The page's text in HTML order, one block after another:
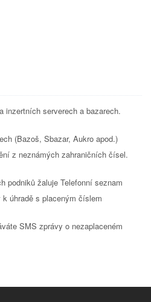
inzertních serverech a bazarech.
(Bazoš, Sbazar, Aukro apod.)
z neznámých zahraničních čísel.
podniků žaluje Telefonní seznam
úhradě s placeným číslem
SMS zprávy o nezaplaceném